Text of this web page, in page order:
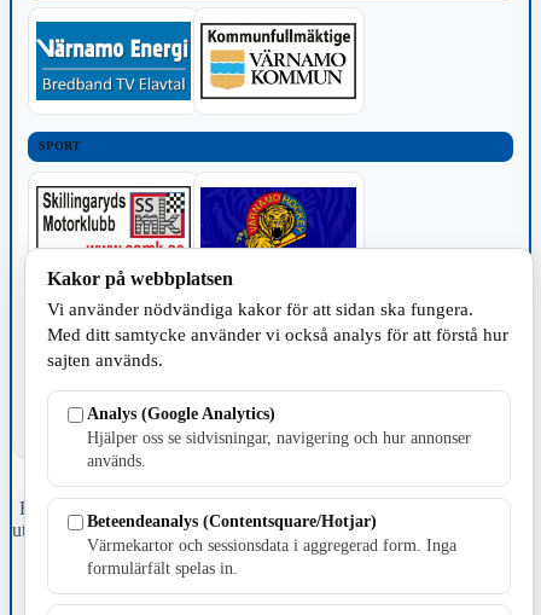
SPORT
TILLVERKNING
Fristående webbtidningsföretag grundat 1991 som sedan 2002 ger
ut tidningen Skillingaryd.nu och 2010 lanserades Värnamo.nu. Från
april 2026 omfattar Skillingaryd.nu tre kommuner: Gnosjö,
Värnamo och Vaggeryds kommun.
Kakor på webbplatsen
Vi använder nödvändiga kakor för att sidan ska fungera.
Med ditt samtycke använder vi också analys för att förstå hur
sajten används.
Analys (Google Analytics)
Hjälper oss se sidvisningar, navigering och hur annonser
används.
Beteendeanalys (Contentsquare/Hotjar)
Värmekartor och sessionsdata i aggregerad form. Inga
formulärfält spelas in.